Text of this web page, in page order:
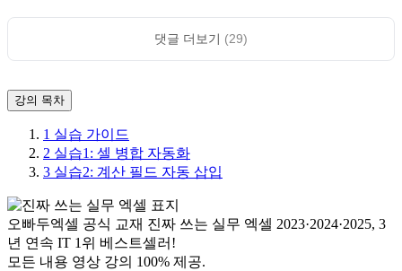
댓글 더보기 (29)
강의 목차
1 실습 가이드
2 실습1: 셀 병합 자동화
3 실습2: 계산 필드 자동 삽입
오빠두엑셀 공식 교재 진짜 쓰는 실무 엑셀 2023·2024·2025, 3
년 연속 IT 1위 베스트셀러!
모든 내용 영상 강의 100% 제공.